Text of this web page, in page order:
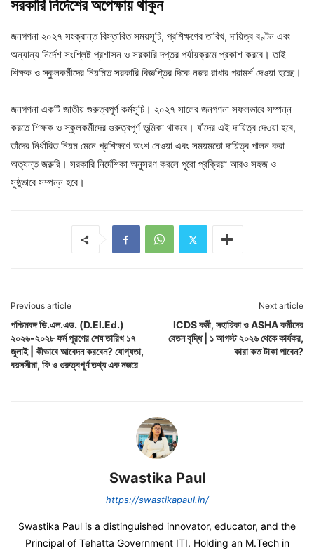
সরকারিনির্দেশেরঅপেক্ষায়থাকুন
জনগণনা ২০২৭ সংক্রান্ত বিস্তারিত সময়সূচি, প্রশিক্ষণের তারিখ, দায়িত্ব বণ্টন এবং
অন্যান্য নির্দেশ সংশ্লিষ্ট প্রশাসন ও সরকারি দপ্তর পর্যায়ক্রমে প্রকাশ করবে। তাই
শিক্ষক ও স্কুলকর্মীদের নিয়মিত সরকারি বিজ্ঞপ্তির দিকে নজর রাখার পরামর্শ দেওয়া হচ্ছে।
জনগণনা একটি জাতীয় গুরুত্বপূর্ণ কর্মসূচি। ২০২৭ সালের জনগণনা সফলভাবে সম্পন্ন
করতে শিক্ষক ও স্কুলকর্মীদের গুরুত্বপূর্ণ ভূমিকা থাকবে। যাঁদের এই দায়িত্ব দেওয়া হবে,
তাঁদের নির্ধারিত নিয়ম মেনে প্রশিক্ষণে অংশ নেওয়া এবং সময়মতো দায়িত্ব পালন করা
অত্যন্ত জরুরি। সরকারি নির্দেশিকা অনুসরণ করলে পুরো প্রক্রিয়া আরও সহজ ও
সুষ্ঠুভাবে সম্পন্ন হবে।
Previous article
পশ্চিমবঙ্গ ডি.এল.এড. (D.El.Ed.)
২০২৬-২০২৮ ফর্ম পূরণের শেষ তারিখ ১৭
জুলাই | কীভাবে আবেদন করবেন? যোগ্যতা,
বয়সসীমা, ফি ও গুরুত্বপূর্ণ তথ্য এক নজরে
Next article
ICDS কর্মী, সহায়িকা ও ASHA কর্মীদের
বেতন বৃদ্ধি | ১ আগস্ট ২০২৬ থেকে কার্যকর,
কারা কত টাকা পাবেন?
Swastika Paul
https://swastikapaul.in/
Swastika Paul is a distinguished innovator, educator, and the
Principal of Tehatta Government ITI. Holding an M.Tech in